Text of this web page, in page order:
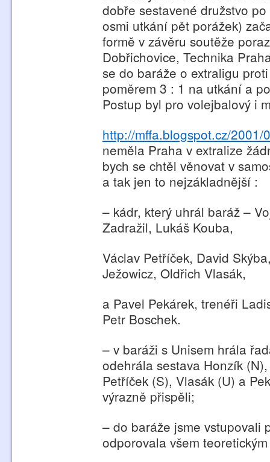
dobře sestavené družstvo
osmi utkání pět porážek)
formě v závěru soutěže
Dobřichovice, Technika
se do baráže o extraligu
poměrem 3 : 1 na utkání a
Postup byl pro volejbalový i
http://mffa.blogspot.cz/2001/
neměla Praha v extralize
bych se chtěl věnovat v
a tak jen to nejzákladnější :
– kádr, který uhrál baráž –
Zadražil, Lukáš Kouba,
Václav Petříček, David
Ježowicz, Oldřich Vlasák,
a Pavel Pekárek, trenéři
Petr Boschek.
– v baráži s Unisem hrála
odehrála sestava Honzík
Petříček (S), Vlasák (U) a
výrazně přispěli;
– do baráže jsme vstupovali
odporovala všem teoretickým